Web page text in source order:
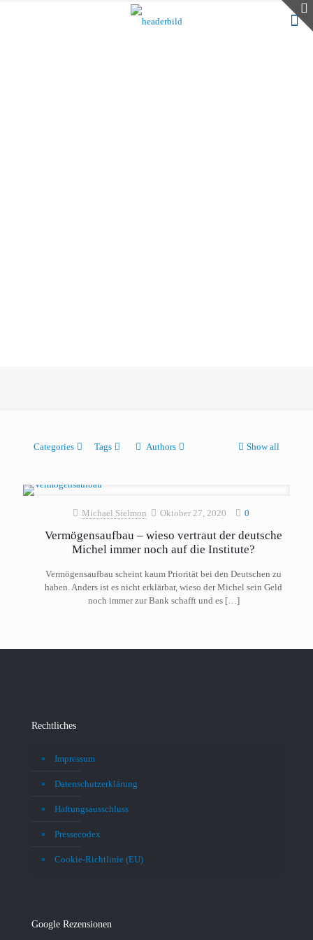
Categories Tags Authors Show all
Michael Sielmon Oktober 27, 2020 0
Vermögensaufbau – wieso vertraut der deutsche
Michel immer noch auf die Institute?
Vermögensaufbau scheint kaum Priorität bei den Deutschen zu
haben. Anders ist es nicht erklärbar, wieso der Michel sein Geld
noch immer zur Bank schafft und es[…]
Rechtliches
Impressum
Datenschutzerklärung
Haftungsausschluss
Pressecodex
Cookie-Richtlinie (EU)
Google Rezensionen